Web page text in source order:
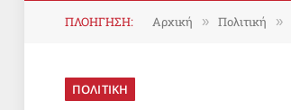
ΠΛΟΗΓΗΣΗ: Αρχική » Πολιτική »
ΠΟΛΙΤΙΚΗ